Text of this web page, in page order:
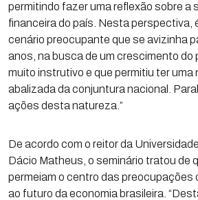
permitindo fazer uma reflexão sobre a
financeira do país. Nesta perspectiva,
cenário preocupante que se avizinha
anos, na busca de um crescimento do
muito instrutivo e que permitiu ter uma
abalizada da conjuntura nacional.
ações desta natureza.”
De acordo com o reitor da
Dácio Matheus, o seminário tratou de
permeiam o centro das preocupações
ao futuro da economia brasileira.